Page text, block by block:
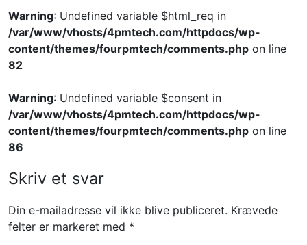
Warning: Undefined variable $html_req in
/var/www/vhosts/4pmtech.com/httpdocs/wp-
content/themes/fourpmtech/comments.php on line
82
Warning: Undefined variable $consent in
/var/www/vhosts/4pmtech.com/httpdocs/wp-
content/themes/fourpmtech/comments.php on line
86
Skriv et svar
Din e-mailadresse vil ikke blive publiceret. Krævede
felter er markeret med *